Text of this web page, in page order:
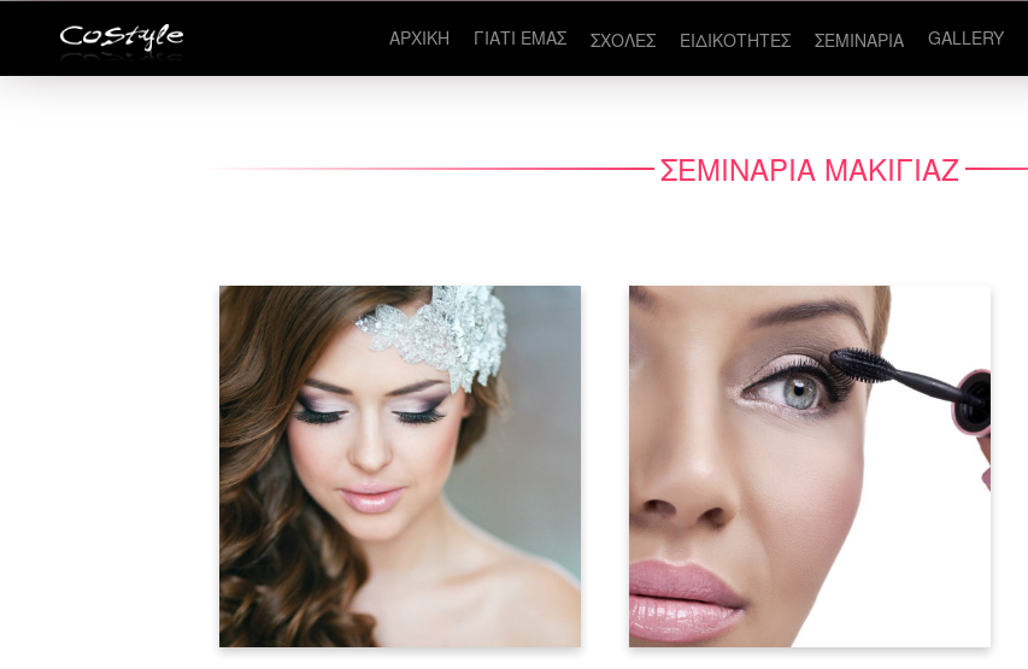
ΑΡΧΙΚΗ ΓΙΑΤΙ ΕΜΑΣ ΣΧΟΛΕΣ ΕΙΔΙΚΟΤΗΤΕΣ ΣΕΜΙΝΑΡΙΑ GALLERY
ΣΕΜΙΝΑΡΙΑ ΜΑΚΙΓΙΑΖ
Σεμινάριο Νυφικό Μακιγιάζ |
Σεμινάρια Αισθητικής Costyle
Μάθε περισσότερα
Σεμινάρια Αισθητικής Costyle
Μάθε περισσότερα